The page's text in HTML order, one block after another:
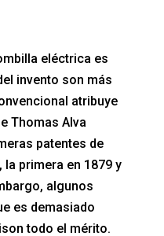
eléctrica es
invento son más
atribuye
Thomas Alva
patentes de
primera en 1879 y
algunos
es demasiado
todo el mérito.